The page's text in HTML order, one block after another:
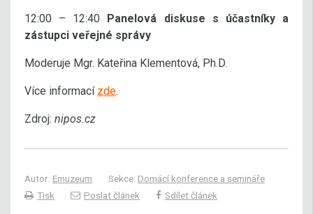
12:00 – 12:40
Panelová diskuse s účastníky a
zástupci veřejné správy
Moderuje Mgr. Kateřina Klementová, Ph.D.
Více informací zde.
Zdroj: nipos.cz
Autor: Emuzeum Sekce: Domácí konference a semináře
Tisk
Poslat článek Sdílet článek